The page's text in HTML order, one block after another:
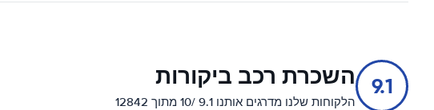
9.1 השכרת רכב ביקורות
הלקוחות שלנו מדרגים אותנו 9.1 /10 מתוך 12842